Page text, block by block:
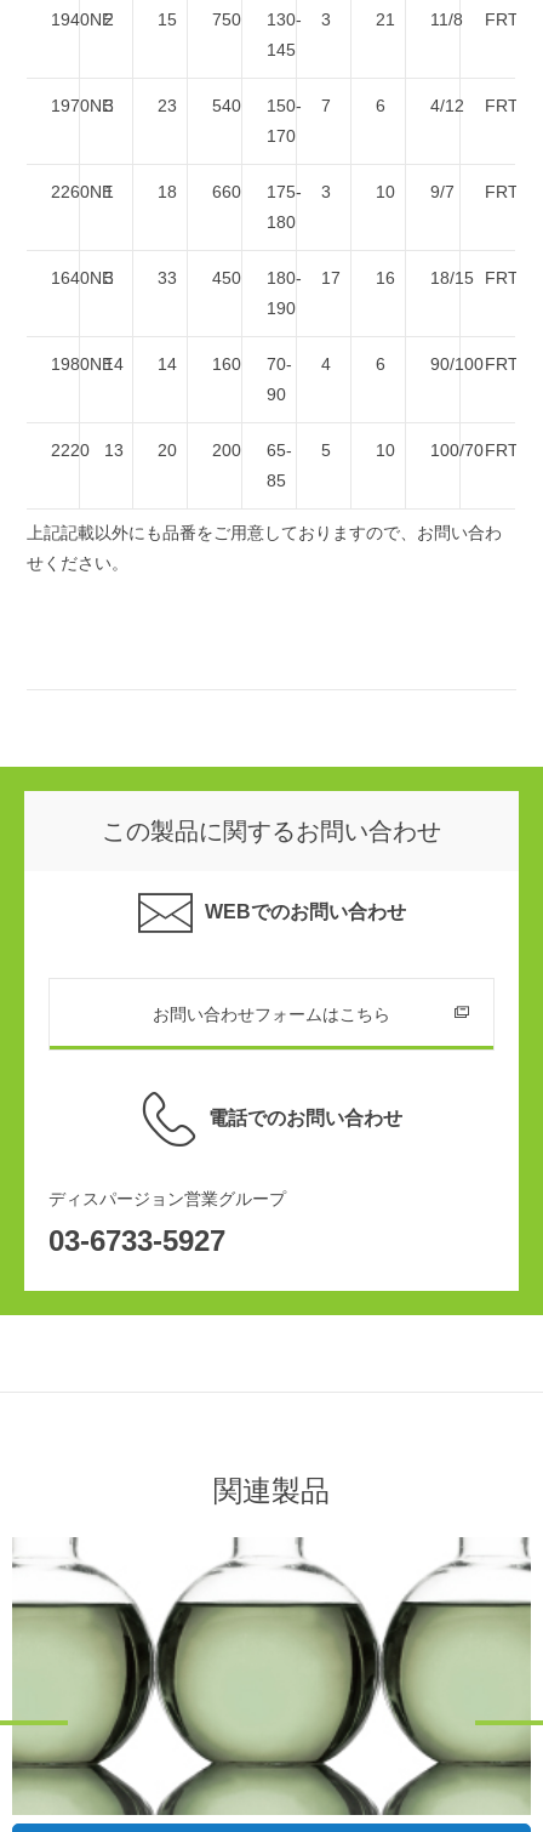
1940NE
2 15 750
130-
145
3 21 11/8 FRTP
1970NE
3 23 540
150-
170
7 6 4/12 FRTP
2260NE
1 18 660
175-
180
3 10 9/7 FRTP
1640NE
3 33 450
180-
190
17 16 18/15 FRTP/
1980NE14 14 160
70-
90
4 6 90/100FRTP/
2220 13 20 200
65-
85
5 10 100/70FRTP/
上記記載以外にも品番をご用意しておりますので、お問い合わ
せください。
この製品に関するお問い合わせ
WEBでのお問い合わせ
お問い合わせフォームはこちら
電話でのお問い合わせ
ディスパージョン営業グループ
03-6733-5927
関連製品